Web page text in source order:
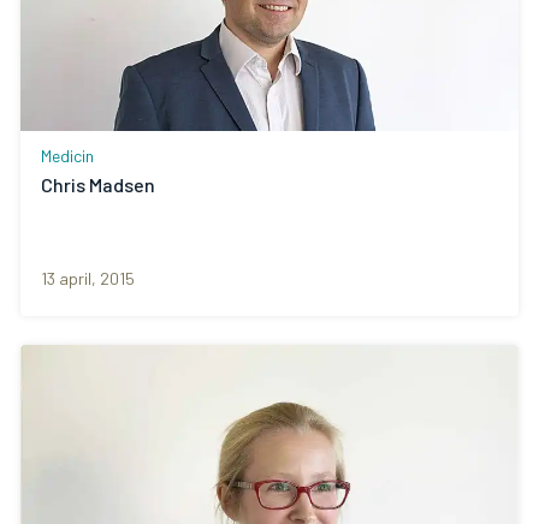
Medicin
Chris Madsen
13 april, 2015